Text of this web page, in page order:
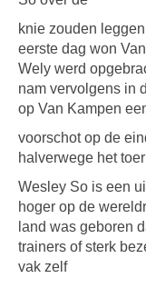
knie zouden
eerste dag won
Wely werd
nam vervolgens in
op Van Kampen
voorschot op de
halverwege het
Wesley So is een
hoger op de
land was geboren
trainers of sterk
vak zelf